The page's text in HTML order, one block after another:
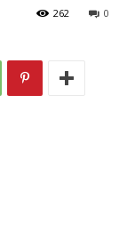
0
262